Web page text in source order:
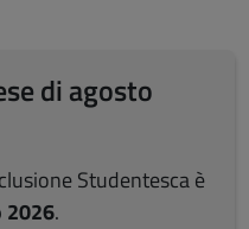
di agosto
Studentesca è
2026.